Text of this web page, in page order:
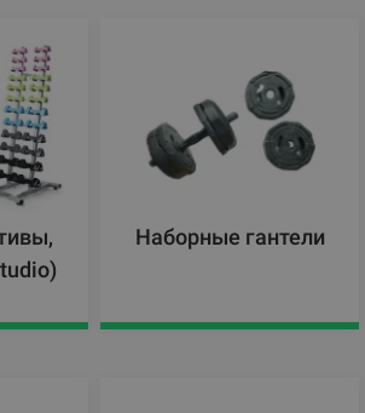
Наборные гантели